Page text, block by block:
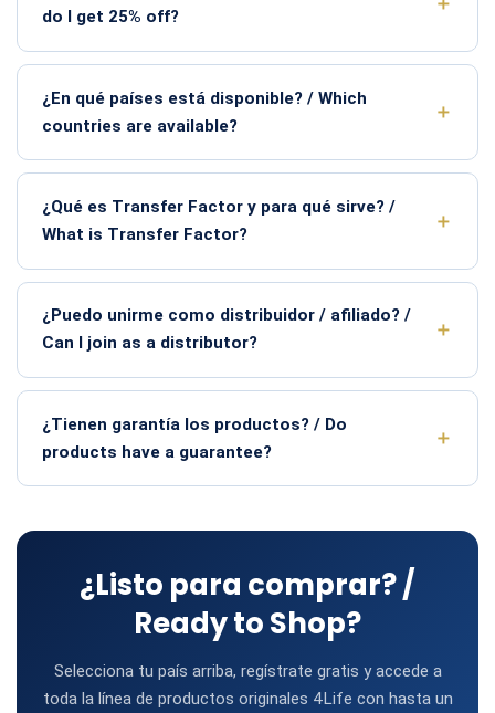
do I get 25% off?
¿En qué países está disponible? / Which
countries are available?
¿Qué es Transfer Factor y para qué sirve? /
What is Transfer Factor?
¿Puedo unirme como distribuidor / afiliado? /
Can I join as a distributor?
¿Tienen garantía los productos? / Do
products have a guarantee?
¿Listo para comprar? /
Ready to Shop?
Selecciona tu país arriba, regístrate gratis y accede a
toda la línea de productos originales 4Life con hasta un